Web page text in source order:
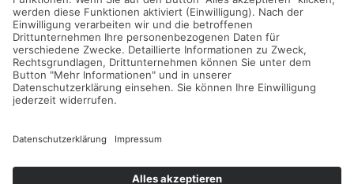
Gefördert durch die
Freie und Hansestadt Hamburg
SUCHT.HAMBURG gGmbH